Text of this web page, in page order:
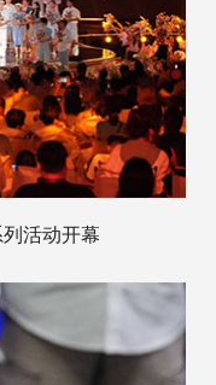
活动开幕